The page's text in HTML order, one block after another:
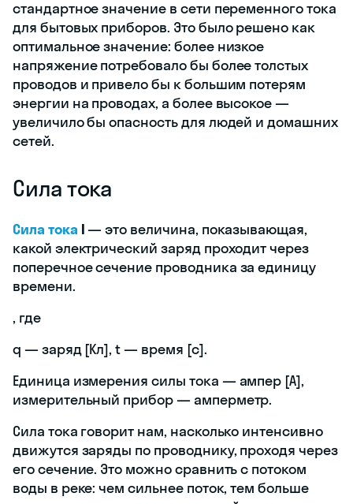
стандартное значение в сети переменного тока
для бытовых приборов. Это было решено как
оптимальное значение: более низкое
напряжение потребовало бы более толстых
проводов и привело бы к большим потерям
энергии на проводах, а более высокое —
увеличило бы опасность для людей и домашних
сетей.
Сила тока
Сила тока I— это величина, показывающая,
какой электрический заряд проходит через
поперечное сечение проводника за единицу
времени.
, где
q — заряд [Кл], t — время [с].
Единица измерения силы тока — ампер [А],
измерительный прибор — амперметр.
Сила тока говорит нам, насколько интенсивно
движутся заряды по проводнику, проходя через
его сечение. Это можно сравнить с потоком
воды в реке: чем сильнее поток, тем больше